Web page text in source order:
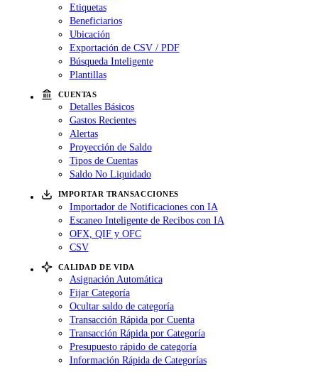
Etiquetas
Beneficiarios
Ubicación
Exportación de CSV / PDF
Búsqueda Inteligente
Plantillas
CUENTAS
Detalles Básicos
Gastos Recientes
Alertas
Proyección de Saldo
Tipos de Cuentas
Saldo No Liquidado
IMPORTAR TRANSACCIONES
Importador de Notificaciones con IA
Escaneo Inteligente de Recibos con IA
OFX, QIF y OFC
CSV
CALIDAD DE VIDA
Asignación Automática
Fijar Categoría
Ocultar saldo de categoría
Transacción Rápida por Cuenta
Transacción Rápida por Categoría
Presupuesto rápido de categoría
Información Rápida de Categorías